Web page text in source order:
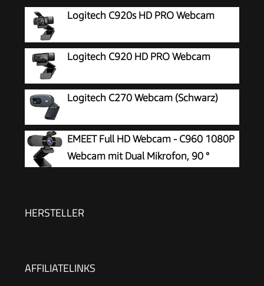
Logitech C920s HD PRO Webcam
Logitech C920 HD PRO Webcam
Logitech C270 Webcam (Schwarz)
EMEET Full HD Webcam - C960 1080P
Webcam mit Dual Mikrofon, 90 °
OS X, YouTube, Skype, zum Konferenz
HERSTELLER
AFFILIATELINKS